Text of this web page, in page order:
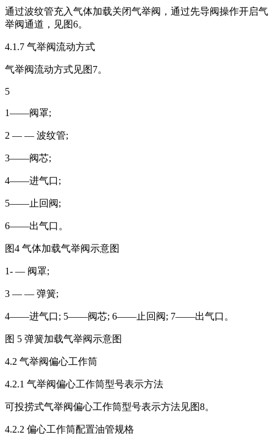
通过波纹管充入气体加载关闭气举阀，通过先导阀操作开启气
举阀通道，见图6。
4.1.7 气举阀流动方式
气举阀流动方式见图7。
5
1——阀罩;
2 — — 波纹管;
3——阀芯;
4——进气口;
5——止回阀;
6——出气口。
图4 气体加载气举阀示意图
1- — 阀罩;
3 — — 弹簧;
4——进气口; 5——阀芯; 6——止回阀; 7——出气口。
图 5 弹簧加载气举阀示意图
4.2 气举阀偏心工作筒
4.2.1 气举阀偏心工作筒型号表示方法
可投捞式气举阀偏心工作筒型号表示方法见图8。
4.2.2 偏心工作筒配置油管规格